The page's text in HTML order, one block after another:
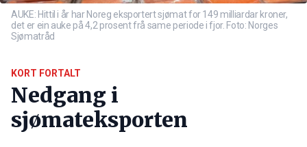
AUKE: Hittil i år har Noreg eksportert sjømat for 149 milliardar kroner,
det er ein auke på 4,2 prosent frå same periode i fjor. Foto: Norges
Sjømatråd
KORT FORTALT
Nedgang i
sjømateksporten